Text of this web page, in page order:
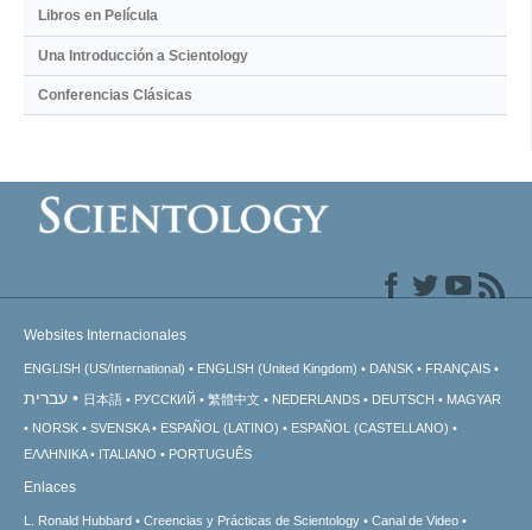
Libros en Película
Una Introducción a Scientology
Conferencias Clásicas
Websites Internacionales
ENGLISH (US/International) ENGLISH (United Kingdom) DANSK FRANÇAIS
עברית 日本語 РУССКИЙ 繁體中文 NEDERLANDS DEUTSCH
MAGYAR
NORSK
SVENSKA ESPAÑOL (LATINO)
ESPAÑOL (CASTELLANO)
ΕΛΛΗΝΙΚA
ITALIANO PORTUGUÊS
Enlaces
L. Ronald Hubbard Creencias y Prácticas de Scientology
Canal de Video